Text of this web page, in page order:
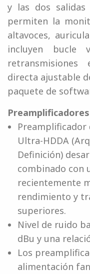
y las dos salidas
permiten la
altavoces,
incluyen bucle
directa ajustable
paquete de
Ultra-HDDA
Definición)
combinado con
recientemente
rendimiento y
superiores.
Nivel de ruido
dBu y una
Los
alimentación